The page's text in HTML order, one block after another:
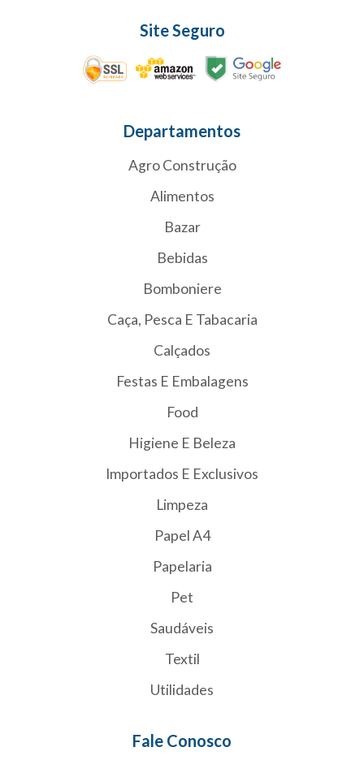
Site Seguro
Departamentos
Agro Construção
Alimentos
Bazar
Bebidas
Bomboniere
Caça, Pesca E Tabacaria
Calçados
Festas E Embalagens
Food
Higiene E Beleza
Importados E Exclusivos
Limpeza
Papel A4
Papelaria
Pet
Saudáveis
Textil
Utilidades
Fale Conosco